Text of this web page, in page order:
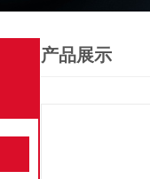
产品展示